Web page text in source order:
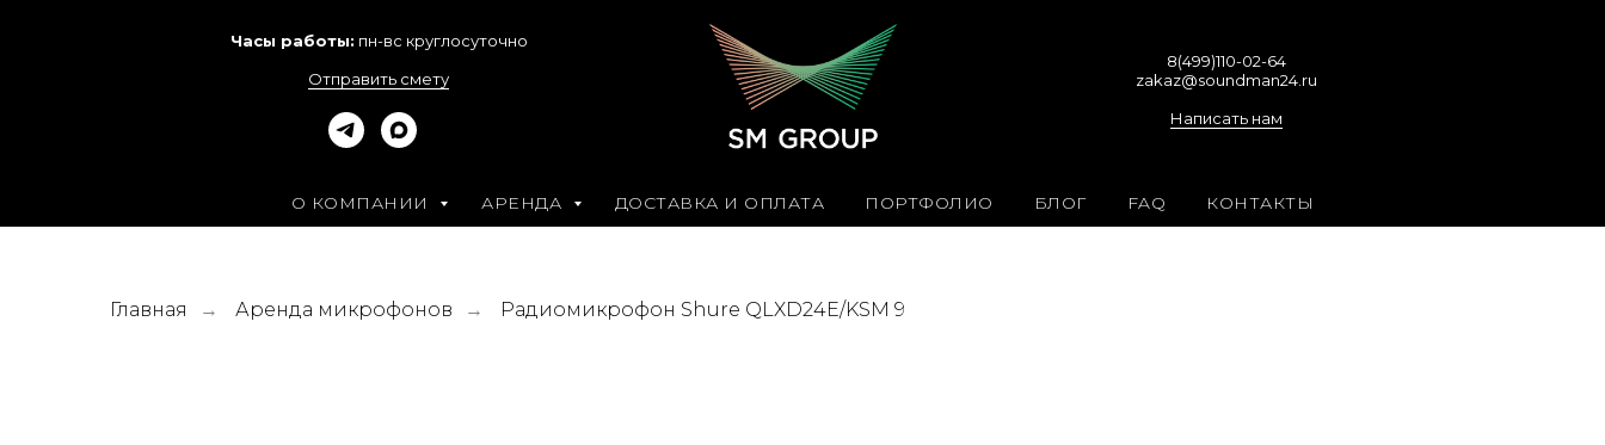
Часы работы: пн-вс круглосуточно
Отправить смету
8(499)110-02-64
zakaz@soundman24.ru
Написать нам
О КОМПАНИИ АРЕНДА ДОСТАВКА И ОПЛАТА ПОРТФОЛИО БЛОГ FAQ КОНТАКТЫ
Главная → Аренда микрофонов → Радиомикрофон Shure QLXD24E/KSM 9